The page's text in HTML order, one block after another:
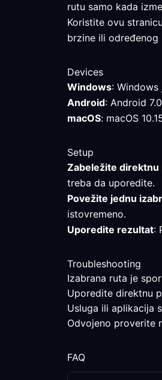
rutu samo kada
Koristite ovu
brzine ili određenog
Devices
Windows:
Android: Android
macOS: macOS
Setup
Zabeležite
treba da uporedite.
Povežite jednu
istovremeno.
Uporedite rezultat:
Troubleshooting
Izabrana ruta je
Uporedite direktnu
Usluga ili aplikacija
Odvojeno proverite
FAQ